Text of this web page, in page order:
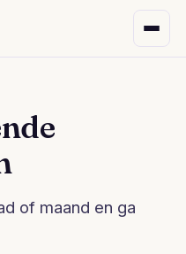
of maand en ga